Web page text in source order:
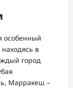
особенный
в
город
Марракеш –